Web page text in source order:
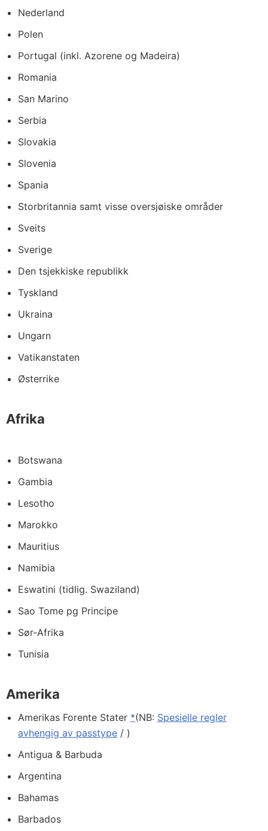
Nederland
Polen
Portugal (inkl. Azorene og Madeira)
Romania
San Marino
Serbia
Slovakia
Slovenia
Spania
Storbritannia samt visse oversjøiske områder
Sveits
Sverige
Den tsjekkiske republikk
Tyskland
Ukraina
Ungarn
Vatikanstaten
Østerrike
Afrika
Botswana
Gambia
Lesotho
Marokko
Mauritius
Namibia
Eswatini (tidlig. Swaziland)
Sao Tome pg Principe
Sør-Afrika
Tunisia
Amerika
Amerikas Forente Stater *(NB: Spesielle regler
avhengig av passtype / )
Antigua & Barbuda
Argentina
Bahamas
Barbados